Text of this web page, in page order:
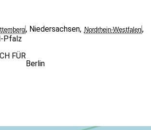
und gehen, sich setzen, wieder
ungünstige Bewegungsmuster zu
Funktionalitäten von Muskeln,
durch Lernen und „Begreifen“ mit
günstige Bewegungserfahrungen
Wenn wir aufhören, uns
geht, der Körper weiß es!
, Niedersachsen, Nordrhein-Westfalen,
Pfalz
FÜR
Berlin